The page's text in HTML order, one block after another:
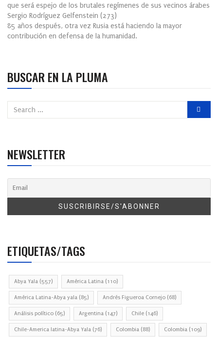
que será espejo de los brutales regímenes de sus vecinos árabes
Sergio Rodríguez Gelfenstein (273)
85 años después, otra vez Rusia está haciendo la mayor
contribución en defensa de la humanidad.
BUSCAR EN LA PLUMA
NEWSLETTER
ETIQUETAS/TAGS
Abya Yala (557) América Latina (110)
América Latina-Abya yala (85) Andrés Figueroa Cornejo (68)
Análisis político (65) Argentina (147) Chile (146)
Chile-America latina-Abya Yala (76) Colombia (88) Colombia (109)